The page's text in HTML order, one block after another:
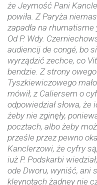
że Jeymość Pani
powiła. Z Paryża
zapadła na rhumatisme
Od P. Wdy.
audiencij de congé, bo
wyrządzić zechce, co
bendzie. Z strony
Tyszkiewiczowego
mówił, z Caliersem o
odpowiedział słowa,
żeby nie zginęły,
pocztach, albo żeby
prześle przez pewno
Kanclerzowi, że cyfry
iuż P. Podskarbi
ode Dworu, wyniść, ani
kleynotach żadney nie